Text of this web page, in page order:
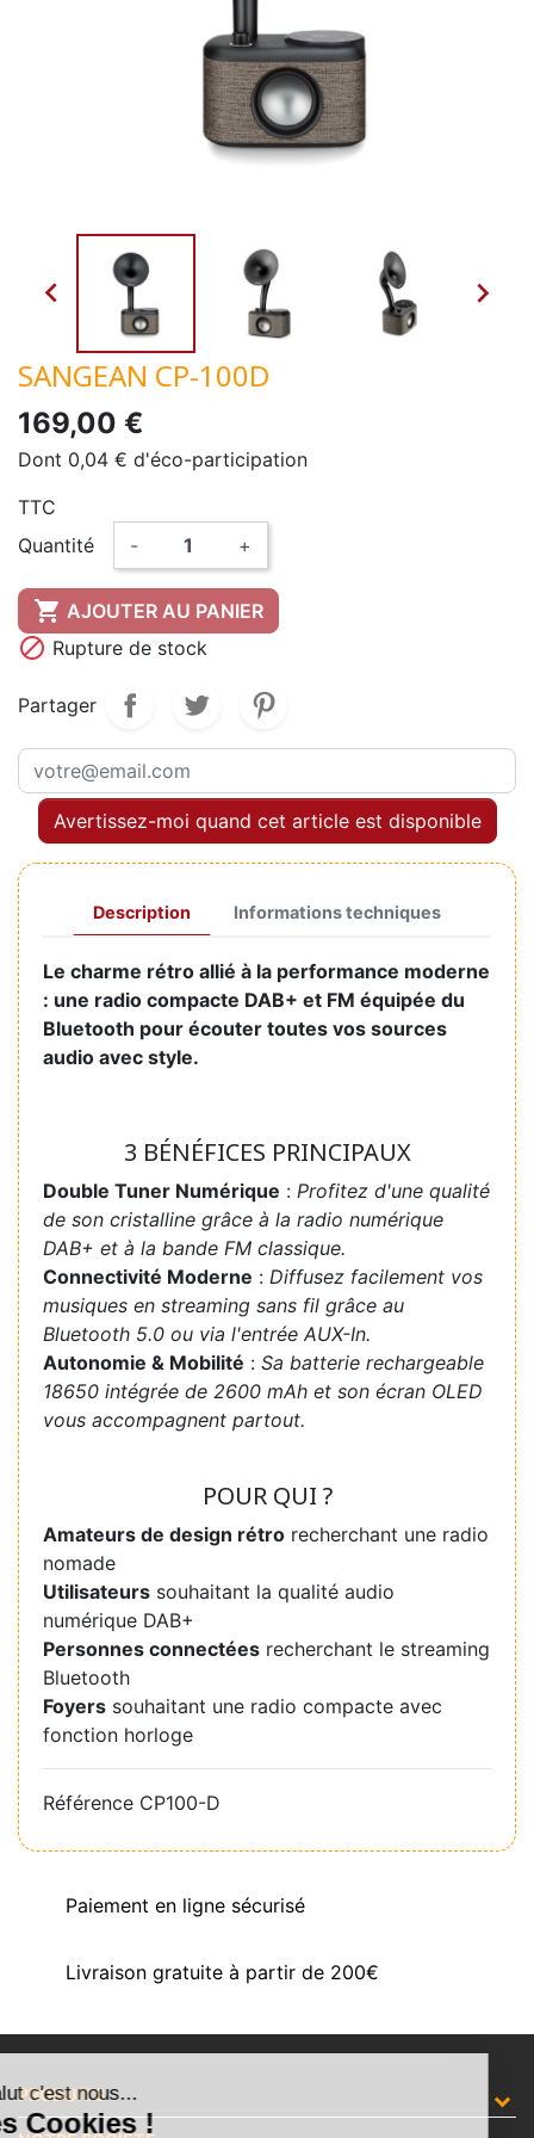
 
SANGEAN CP-100D
169,00 €
Dont 0,04 € d'éco-participation
TTC
Quantité
- +
 AJOUTER AU PANIER
 Rupture de stock
Partager
Avertissez-moi quand cet article est disponible
Description Informations techniques
Le charme rétro allié à la performance moderne
: une radio compacte DAB+ et FM équipée du
Bluetooth pour écouter toutes vos sources
audio avec style.
3 BÉNÉFICES PRINCIPAUX
Double Tuner Numérique : Profitez d'une qualité
de son cristalline grâce à la radio numérique
DAB+ et à la bande FM classique.
Connectivité Moderne : Diffusez facilement vos
musiques en streaming sans fil grâce au
Bluetooth 5.0 ou via l'entrée AUX-In.
Autonomie & Mobilité : Sa batterie rechargeable
18650 intégrée de 2600 mAh et son écran OLED
vous accompagnent partout.
POUR QUI ?
Amateurs de design rétro recherchant une radio
nomade
Utilisateurs souhaitant la qualité audio
numérique DAB+
Personnes connectées recherchant le streaming
Bluetooth
Foyers souhaitant une radio compacte avec
fonction horloge
Référence CP100-D
Paiement en ligne sécurisé
Livraison gratuite à partir de 200€
PRODUITS
Salut c'est nous...
les Cookies !